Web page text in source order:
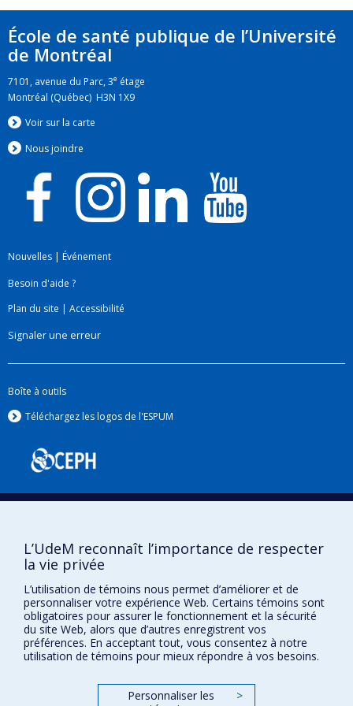
lors de recours collectifs intentés par des
victimes du tabac.
École de santé publique de l’Université
de Montréal
7101, avenue du Parc, 3e étage
Montréal (Québec) H3N 1X9
Voir sur la carte
Nous joindre
Nouvelles | Événement
Besoin d'aide ?
Plan du site | Accessibilité
Signaler une erreur
Boîte à outils
Téléchargez les logos de l'ESPUM
Conditions d’utilisation
Paramètres des témoins
Montréal
L’UdeM reconnaît l’importance de respecter
la vie privée
L’utilisation de témoins nous permet d’améliorer et de
personnaliser votre expérience Web. Certains témoins sont
obligatoires pour assurer le fonctionnement et la sécurité
du site Web, alors que d’autres enregistrent vos
préférences. En acceptant tout, vous consentez à notre
utilisation de témoins pour mieux répondre à vos besoins.
Personnaliser les
>